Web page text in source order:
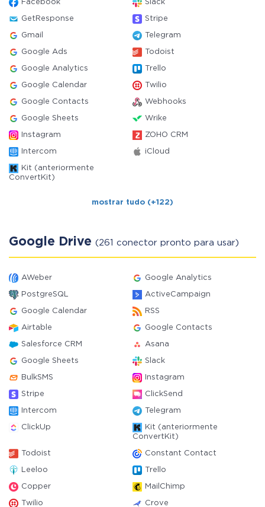
Facebook Slack
GetResponse Stripe
Gmail Telegram
Google Ads Todoist
Google Analytics Trello
Google Calendar Twilio
Google Contacts Webhooks
Google Sheets Wrike
Instagram ZOHO CRM
Intercom iCloud
Kit (anteriormente
ConvertKit)
mostrar tudo (+122)
Google Drive (261 conector pronto para usar)
AWeber Google Analytics
PostgreSQL ActiveCampaign
Google Calendar RSS
Airtable Google Contacts
Salesforce CRM Asana
Google Sheets Slack
BulkSMS Instagram
Stripe ClickSend
Intercom Telegram
ClickUp
Kit (anteriormente
ConvertKit)
Todoist Constant Contact
Leeloo Trello
Copper MailChimp
Twilio Crove